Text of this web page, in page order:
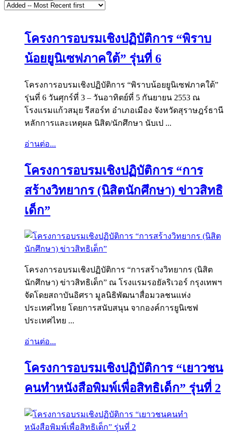
โครงการอบรมเชิงปฏิบัติการ “พิราบ
น้อยยูนิเซฟภาคใต้” รุ่นที่ 6
โครงการอบรมเชิงปฏิบัติการ “พิราบน้อยยูนิเซฟภาคใต้”
รุ่นที่ 6 วันศุกร์ที่ 3 – วันอาทิตย์ที่ 5 กันยายน 2553 ณ
โรงแรมแก้วสมุย รีสอร์ท อำเภอเมือง จังหวัดสุราษฎร์ธานี
หลักการและเหตุผล นิสิต/นักศึกษา นับเป ...
อ่านต่อ...
โครงการอบรมเชิงปฏิบัติการ “การ
สร้างวิทยากร (นิสิตนักศึกษา) ข่าวสิทธิ
เด็ก”
โครงการอบรมเชิงปฏิบัติการ “การสร้างวิทยากร (นิสิต
นักศึกษา) ข่าวสิทธิเด็ก” ณ โรงแรมรอยัลริเวอร์ กรุงเทพฯ
จัดโดยสถาบันอิศรา มูลนิธิพัฒนาสื่อมวลชนแห่ง
ประเทศไทย โดยการสนับสนุน จากองค์การยูนิเซฟ
ประเทศไทย ...
อ่านต่อ...
โครงการอบรมเชิงปฏิบัติการ “เยาวชน
คนทำหนังสือพิมพ์เพื่อสิทธิเด็ก” รุ่นที่ 2